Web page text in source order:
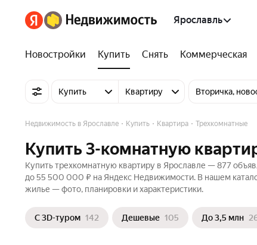
Ярославль
Новостройки Купить Снять Коммерческая
Купить Квартиру Вторичка,
Недвижимость в Ярославле Купить Квартира Трехкомнатные
Купить 3-комнатную
Купить трехкомнатную квартиру в Ярославле — 877
до 55 500 000 ₽ на Яндекс Недвижимости. В нашем
жилье — фото, планировки и характеристики.
С 3D-туром 142 Дешевые 105 До 3,5 млн